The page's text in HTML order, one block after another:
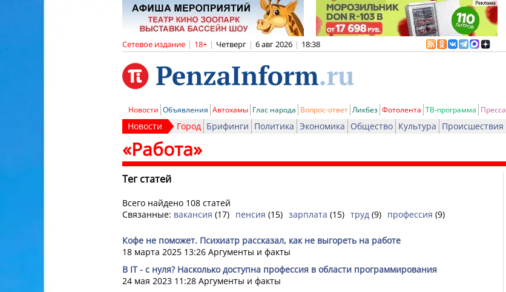
Сетевое издание | 18+ | Четверг | 6 авг 2026 | 18:38
Новости Объявления Автохамы Глас народа Вопрос-ответ Ликбез Фотолента ТВ-программа Пресса
Новости Город Брифинги Политика Экономика Общество Культура Происшествия
«Работа»
Тег статей
Всего найдено 108 статей
Связанные: вакансия (17) пенсия (15) зарплата (15) труд (9) профессия (9)
Кофе не поможет. Психиатр рассказал, как не выгореть на работе
18 марта 2025 13:26 Аргументы и факты
В IT - с нуля? Насколько доступна профессия в области программирования
24 мая 2023 11:28 Аргументы и факты